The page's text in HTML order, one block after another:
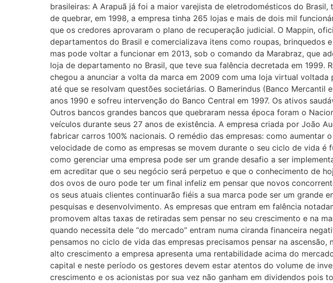
brasileiras: A Arapuã já foi a maior varejista de eletrodomésticos do
de quebrar, em 1998, a empresa tinha 265 lojas e mais de dois mil
que os credores aprovaram o plano de recuperação judicial. O Mappin,
departamentos do Brasil e comercializava itens como roupas, brinquedos
mas pode voltar a funcionar em 2013, sob o comando da Marabraz, que
loja de departamento no Brasil, que teve sua falência decretada em 1999.
chegou a anunciar a volta da marca em 2009 com uma loja virtual
até que se resolvam questões societárias. O Bamerindus (Banco
anos 1990 e sofreu intervenção do Banco Central em 1997. Os ativos
Outros bancos grandes bancos que quebraram nessa época foram o
veículos durante seus 27 anos de existência. A empresa criada por João
fabricar carros 100% nacionais. O remédio das empresas: como
velocidade de como as empresas se movem durante o seu ciclo de vida
como gerenciar uma empresa pode ser um grande desafio a ser
em acreditar que o seu negócio será perpetuo e que o conhecimento de
dos ovos de ouro pode ter um final infeliz em pensar que novos
os seus atuais clientes continuarão fiéis a sua marca pode ser um grande
pesquisas e desenvolvimento. As empresas que entram em falência
promovem altas taxas de retiradas sem pensar no seu crescimento e na
quando necessita dele “do mercado” entram numa ciranda financeira
pensamos no ciclo de vida das empresas precisamos pensar na
alto crescimento a empresa apresenta uma rentabilidade acima do
capital e neste período os gestores devem estar atentos do volume de
crescimento e os acionistas por sua vez não ganham em dividendos